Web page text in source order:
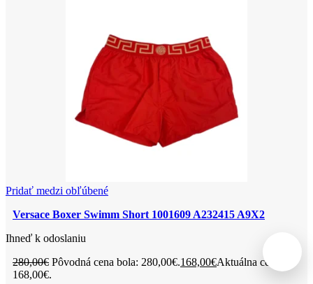
Pridať medzi obľúbené
Versace Boxer Swimm Short 1001609 A232415 A9X2
Ihneď k odoslaniu
280,00€ Pôvodná cena bola: 280,00€.168,00€Aktuálna cena je:
168,00€.